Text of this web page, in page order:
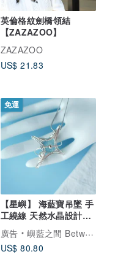
英倫格紋劍橋領結
【ZAZAZOO】
ZAZAZOO
US$ 21.83
免運
【星嶼】 海藍寶吊墜 手
工繞線 天然水晶設計手
鍊 項鏈 海水藍寶
廣告
嶼藍之間 Between Blues
US$ 80.80